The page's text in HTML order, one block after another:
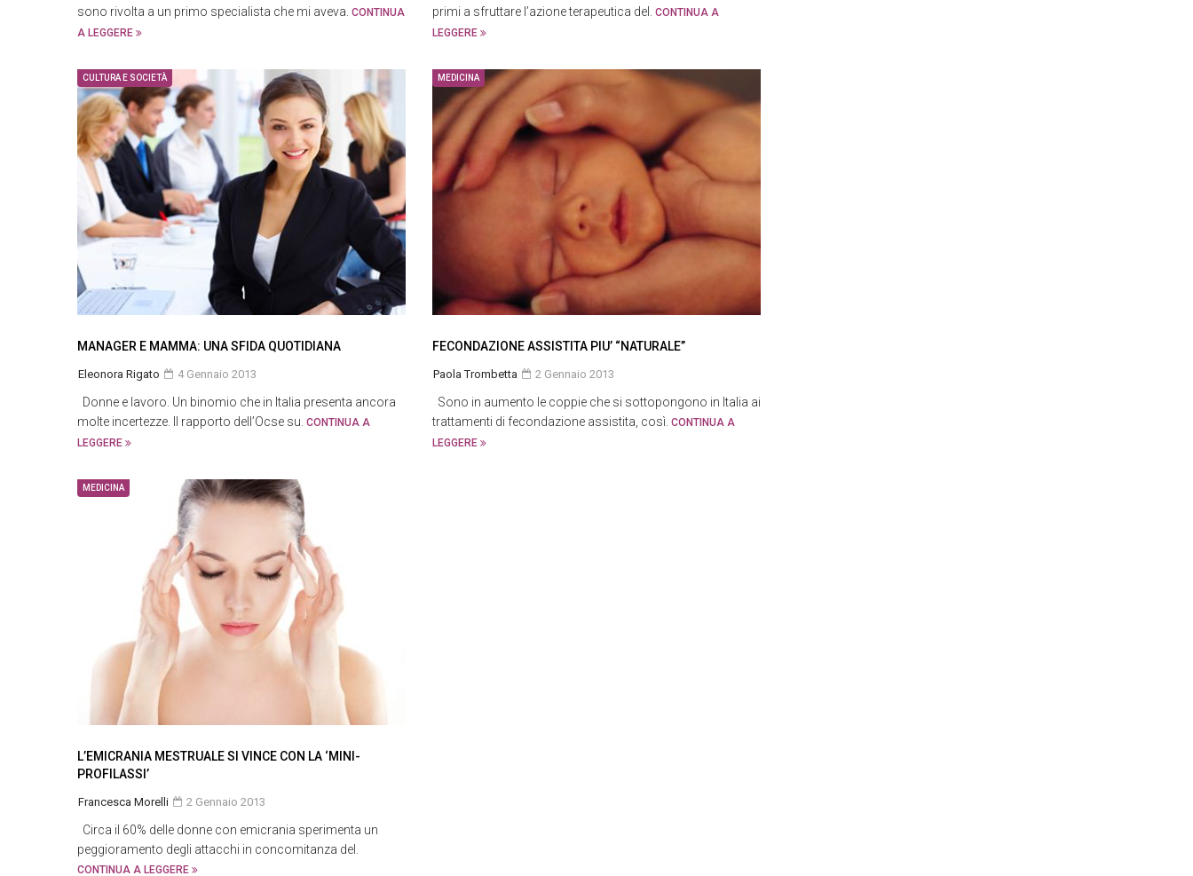
sono rivolta a un primo specialista che mi aveva. CONTINUA
A LEGGERE
primi a sfruttare l’azione terapeutica del. CONTINUA A
LEGGERE
CULTURA E SOCIETÀ
MANAGER E MAMMA: UNA SFIDA QUOTIDIANA
Eleonora Rigato 4 Gennaio 2013
Donne e lavoro. Un binomio che in Italia presenta ancora
molte incertezze. Il rapporto dell’Ocse su. CONTINUA A
LEGGERE
MEDICINA
FECONDAZIONE ASSISTITA PIU’ “NATURALE”
Paola Trombetta 2 Gennaio 2013
Sono in aumento le coppie che si sottopongono in Italia ai
trattamenti di fecondazione assistita, così. CONTINUA A
LEGGERE
MEDICINA
L’EMICRANIA MESTRUALE SI VINCE CON LA ‘MINI-
PROFILASSI’
Francesca Morelli 2 Gennaio 2013
Circa il 60% delle donne con emicrania sperimenta un
peggioramento degli attacchi in concomitanza del.
CONTINUA A LEGGERE